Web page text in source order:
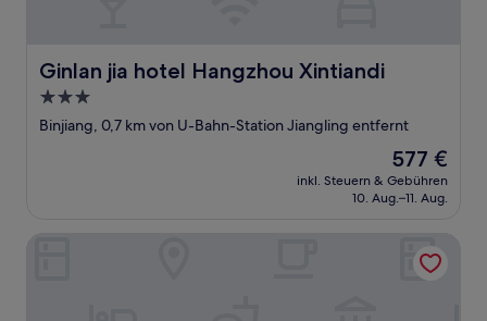
Ginlan jia hotel Hangzhou Xintiandi
Ginlan jia hotel Hangzhou Xintiandi
3.0-
Sterne-
Binjiang, 0,7 km von U-Bahn-Station Jiangling entfernt
Der
Preis
beträgt
577 €
inkl. Steuern & Gebühren
10. Aug.–11. Aug.
Crystal Orange Hotel Hangzhou Qianjiang New City